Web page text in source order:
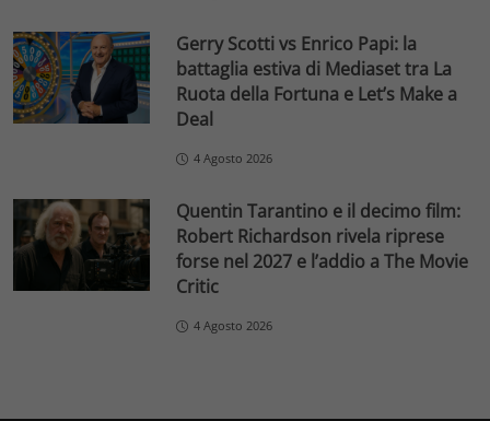
Gerry Scotti vs Enrico Papi: la
battaglia estiva di Mediaset tra La
Ruota della Fortuna e Let’s Make a
Deal
4 Agosto 2026
Quentin Tarantino e il decimo film:
Robert Richardson rivela riprese
forse nel 2027 e l’addio a The Movie
Critic
4 Agosto 2026